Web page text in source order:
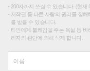
200자까지 쓰실 수 있습니다. (현재
저작권 등 다른 사람의 권리를 침
를 받을 수 있습니다.
타인에게 불쾌감을 주는 욕설 등
리자의 판단에 의해 삭제 합니다.